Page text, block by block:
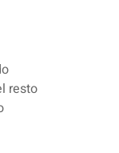
resto